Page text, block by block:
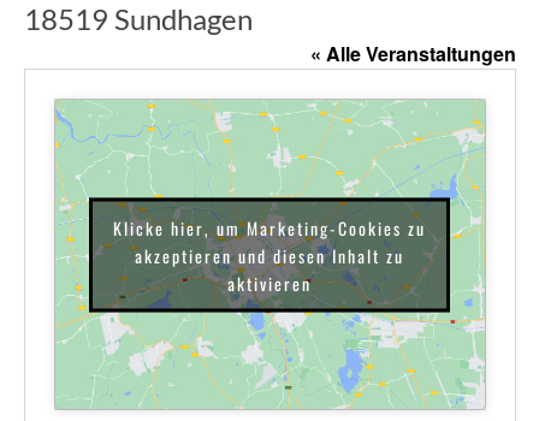
18519 Sundhagen
« Alle Veranstaltungen
Klicke hier, um Marketing-Cookies zu
akzeptieren und diesen Inhalt zu
aktivieren